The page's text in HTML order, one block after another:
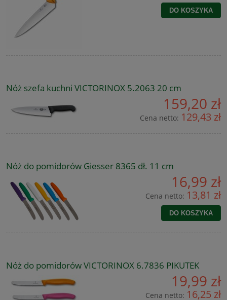
DO KOSZYKA
Nóż szefa kuchni VICTORINOX 5.2063 20 cm
159,20 zł
Cena netto: 129,43 zł
Nóż do pomidorów Giesser 8365 dł. 11 cm
16,99 zł
Cena netto: 13,81 zł
DO KOSZYKA
Nóż do pomidorów VICTORINOX 6.7836 PIKUTEK
19,99 zł
Cena netto: 16,25 zł